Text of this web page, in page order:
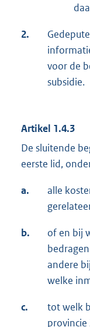
2.
voor de
subsidie.
Artikel 1.4.3
De sluitende
eerste lid,
a.
alle
b.
of en bij
andere
welke
c.
tot welk
provincie